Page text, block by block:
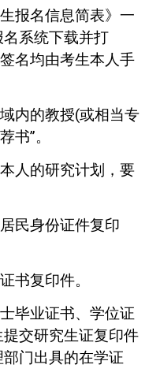
报名信息简表》一
系统下载并打
名均由考生本人手
内的教授(或相当专
书”。
人的研究计划，要
民身份证件复印
书复印件。
毕业证书、学位证
交研究生证复印件
门出具的在学证